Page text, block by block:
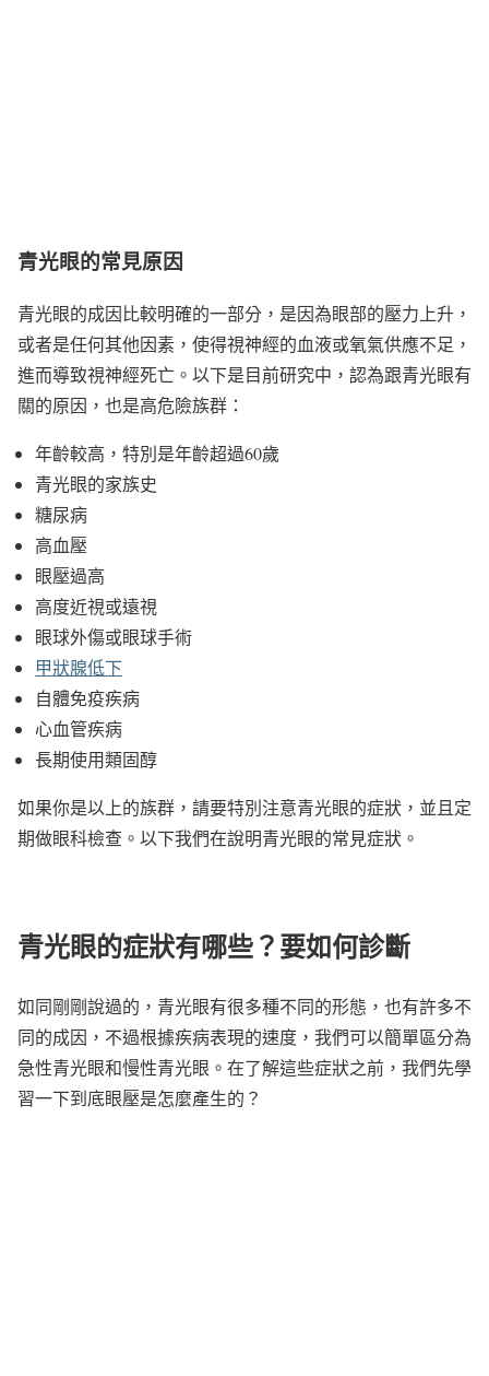
青光眼的常見原因
青光眼的成因比較明確的一部分，是因為眼部的壓力上升，
或者是任何其他因素，使得視神經的血液或氧氣供應不足，
進而導致視神經死亡。以下是目前研究中，認為跟青光眼有
關的原因，也是高危險族群：
年齡較高，特別是年齡超過60歲
青光眼的家族史
糖尿病
高血壓
眼壓過高
高度近視或遠視
眼球外傷或眼球手術
甲狀腺低下
自體免疫疾病
心血管疾病
長期使用類固醇
如果你是以上的族群，請要特別注意青光眼的症狀，並且定
期做眼科檢查。以下我們在說明青光眼的常見症狀。
青光眼的症狀有哪些？要如何診斷
如同剛剛說過的，青光眼有很多種不同的形態，也有許多不
同的成因，不過根據疾病表現的速度，我們可以簡單區分為
急性青光眼和慢性青光眼。在了解這些症狀之前，我們先學
習一下到底眼壓是怎麼產生的？